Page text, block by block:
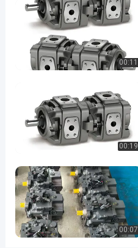
Pompa
minyak
Hidraulik
#
#
Pompa
Gear
V
i
c
k
e
r
00:11
00:19
00:07